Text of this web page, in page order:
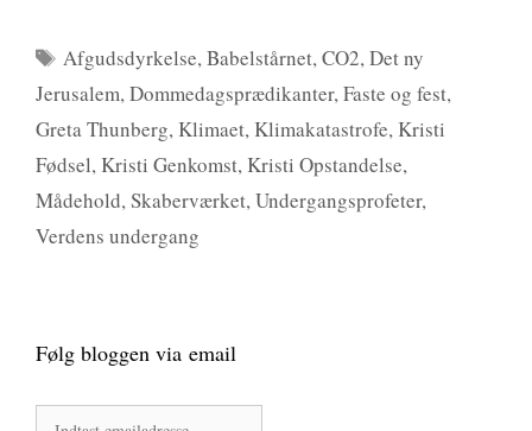
Tags
Afgudsdyrkelse,Babelstårnet,CO2,Det ny
Jerusalem, Dommedagsprædikanter, Faste og fest,
Greta Thunberg, Klimaet, Klimakatastrofe, Kristi
Fødsel, Kristi Genkomst, Kristi Opstandelse,
Mådehold, Skaberværket, Undergangsprofeter,
Verdens undergang
Følg bloggen via email